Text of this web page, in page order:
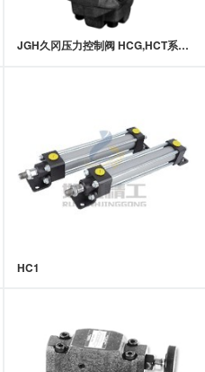
JGH久冈压力控制阀 HCG,HCT系列HC型压力控制阀
HC1